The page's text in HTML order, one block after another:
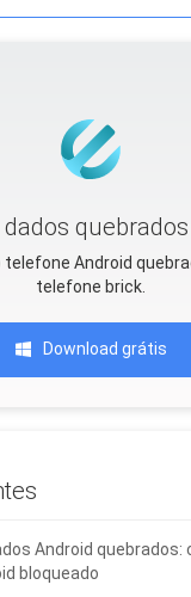
telefone Android
telefone brick.
Download grátis
Android quebrados:
bloqueado